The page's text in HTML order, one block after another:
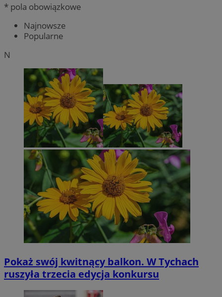
* pola obowiązkowe
Najnowsze
Popularne
N
Pokaż swój kwitnący balkon. W Tychach
ruszyła trzecia edycja konkursu